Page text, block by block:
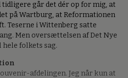
tidligere går det dér op for mig, at
på Wartburg, at Reformationen
Teserne i Wittenberg satte
Men oversættelsen af Det Nye
hele folkets sag.
afdelingen. Jeg når kun at